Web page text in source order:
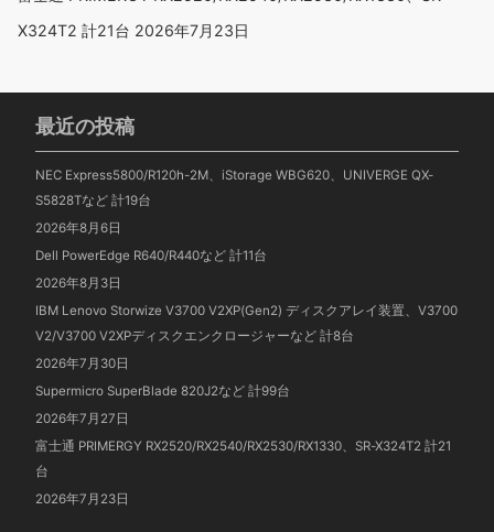
X324T2 計21台 2026年7月23日
最近の投稿
NEC Express5800/R120h-2M、iStorage WBG620、UNIVERGE QX-
S5828Tなど 計19台
2026年8月6日
Dell PowerEdge R640/R440など 計11台
2026年8月3日
IBM Lenovo Storwize V3700 V2XP(Gen2) ディスクアレイ装置、V3700
V2/V3700 V2XPディスクエンクロージャーなど 計8台
2026年7月30日
Supermicro SuperBlade 820J2など 計99台
2026年7月27日
富士通 PRIMERGY RX2520/RX2540/RX2530/RX1330、SR-X324T2 計21
台
2026年7月23日